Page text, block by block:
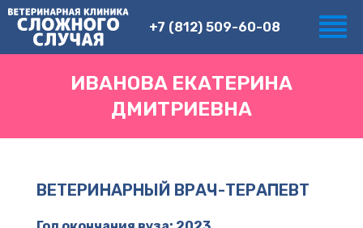
+7 (812) 509-60-08
ИВАНОВА ЕКАТЕРИНА
ДМИТРИЕВНА
ВЕТЕРИНАРНЫЙ ВРАЧ-ТЕРАПЕВТ